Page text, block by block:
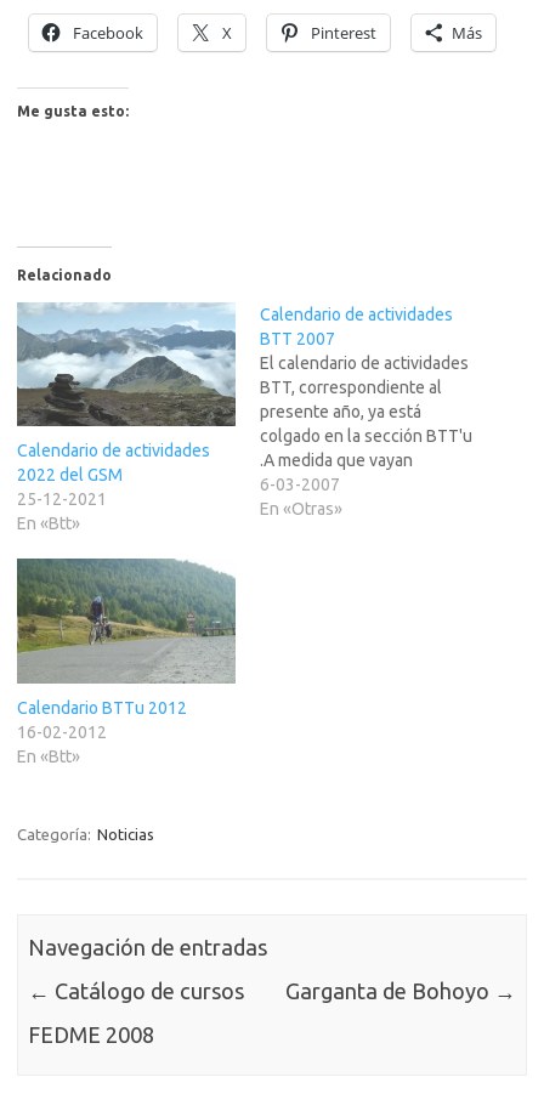
Facebook X Pinterest Más
Me gusta esto:
Relacionado
Calendario de actividades
2022 del GSM
25-12-2021
En «Btt»
Calendario de actividades
BTT 2007
El calendario de actividades
BTT, correspondiente al
presente año, ya está
colgado en la sección BTT'u
.A medida que vayan
surgiendo nuevas
actividades, o se vayan
6-03-2007
En «Otras»
Calendario BTTu 2012
16-02-2012
En «Btt»
Categoría: Noticias
Navegación de entradas
← Catálogo de cursos
FEDME 2008
Garganta de Bohoyo →